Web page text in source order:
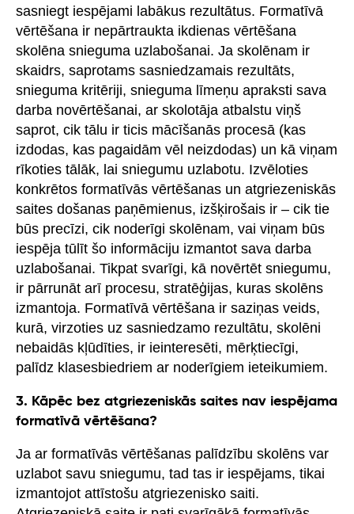
sasniegt iespējami labākus rezultātus. Formatīvā
vērtēšana ir nepārtraukta ikdienas vērtēšana
skolēna snieguma uzlabošanai. Ja skolēnam ir
skaidrs, saprotams sasniedzamais rezultāts,
snieguma kritēriji, snieguma līmeņu apraksti sava
darba novērtēšanai, ar skolotāja atbalstu viņš
saprot, cik tālu ir ticis mācīšanās procesā (kas
izdodas, kas pagaidām vēl neizdodas) un kā viņam
rīkoties tālāk, lai sniegumu uzlabotu. Izvēloties
konkrētos formatīvās vērtēšanas un atgriezeniskās
saites došanas paņēmienus, izšķirošais ir – cik tie
būs precīzi, cik noderīgi skolēnam, vai viņam būs
iespēja tūlīt šo informāciju izmantot sava darba
uzlabošanai. Tikpat svarīgi, kā novērtēt sniegumu,
ir pārrunāt arī procesu, stratēģijas, kuras skolēns
izmantoja. Formatīvā vērtēšana ir saziņas veids,
kurā, virzoties uz sasniedzamo rezultātu, skolēni
nebaidās kļūdīties, ir ieinteresēti, mērķtiecīgi,
palīdz klasesbiedriem ar noderīgiem ieteikumiem.
3. Kāpēc bez atgriezeniskās saites nav iespējama
formatīvā vērtēšana?
Ja ar formatīvās vērtēšanas palīdzību skolēns var
uzlabot savu sniegumu, tad tas ir iespējams, tikai
izmantojot attīstošu atgriezenisko saiti.